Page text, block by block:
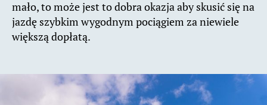
mało, to może jest to dobra okazja aby skusić się na
jazdę szybkim wygodnym pociągiem za niewiele
większą dopłatą.